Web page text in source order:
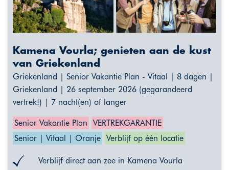
Kamena Vourla; genieten aan de kust
van Griekenland
Griekenland | Senior Vakantie Plan - Vitaal | 8 dagen |
Griekenland | 26 september 2026 (gegarandeerd
vertrek!) | 7 nacht(en) of langer
Senior Vakantie Plan
VERTREKGARANTIE
Senior | Vitaal | Oranje Verblijf op één locatie
Verblijf direct aan zee in Kamena Vourla